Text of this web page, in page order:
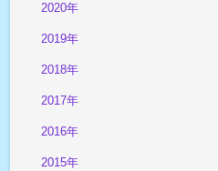
2020年
2019年
2018年
2017年
2016年
2015年